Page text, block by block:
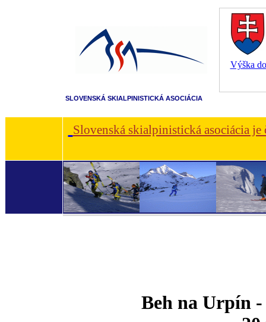
Výška
SLOVENSKÁ SKIALPINISTICKÁ ASOCIÁCIA
Slovenská skialpinistická asociácia
Beh na Urpín